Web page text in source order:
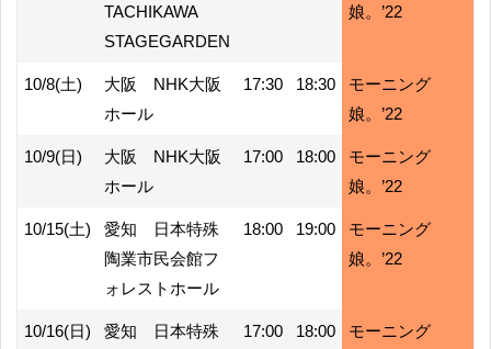
TACHIKAWA
STAGEGARDEN
娘。’22
10/8(土)
大阪 NHK大阪
ホール
17:30 18:30
モーニング
娘。’22
10/9(日)
大阪 NHK大阪
ホール
17:00 18:00
モーニング
娘。’22
10/15(土)
愛知 日本特殊
陶業市民会館フ
ォレストホール
18:00 19:00
モーニング
娘。’22
10/16(日)
愛知 日本特殊
17:00 18:00
モーニング